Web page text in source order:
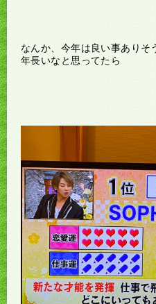
なんか、今年は良い事ありそ
年長いなと思ってたら